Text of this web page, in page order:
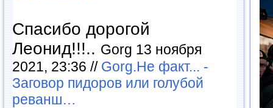
Спасибо дорогой
Леонид!!!.. Gorg 13 ноября
2021, 23:36 // Gorg.Не факт... -
Заговор пидоров или голубой
реванш…